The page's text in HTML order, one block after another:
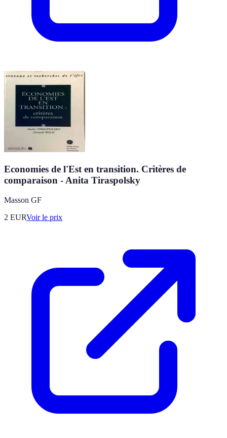
Economies de l'Est en transition. Critères de
comparaison - Anita Tiraspolsky
Masson GF
2 EURVoir le prix